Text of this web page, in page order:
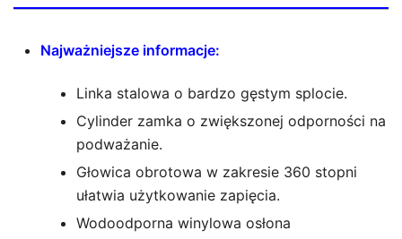
Najważniejsze informacje:
Linka stalowa o bardzo gęstym splocie.
Cylinder zamka o zwiększonej odporności na
podważanie.
Głowica obrotowa w zakresie 360 stopni
ułatwia użytkowanie zapięcia.
Wodoodporna winylowa osłona